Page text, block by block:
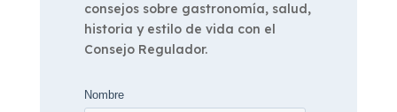
consejos sobre gastronomía, salud,
historia y estilo de vida con el
Consejo Regulador.